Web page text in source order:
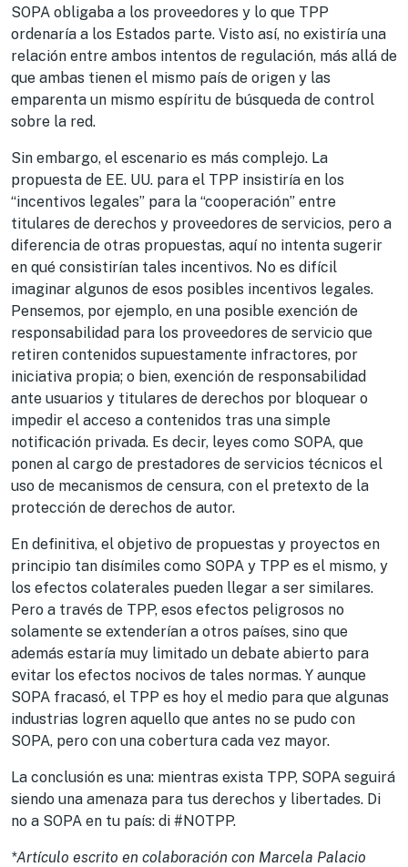
SOPA obligaba a los proveedores y lo que TPP
ordenaría a los Estados parte. Visto así, no existiría una
relación entre ambos intentos de regulación, más allá de
que ambas tienen el mismo país de origen y las
emparenta un mismo espíritu de búsqueda de control
sobre la red.
Sin embargo, el escenario es más complejo. La
propuesta de EE. UU. para el TPP insistiría en los
“incentivos legales” para la “cooperación” entre
titulares de derechos y proveedores de servicios, pero a
diferencia de otras propuestas, aquí no intenta sugerir
en qué consistirían tales incentivos. No es difícil
imaginar algunos de esos posibles incentivos legales.
Pensemos, por ejemplo, en una posible exención de
responsabilidad para los proveedores de servicio que
retiren contenidos supuestamente infractores, por
iniciativa propia; o bien, exención de responsabilidad
ante usuarios y titulares de derechos por bloquear o
impedir el acceso a contenidos tras una simple
notificación privada. Es decir, leyes como SOPA, que
ponen al cargo de prestadores de servicios técnicos el
uso de mecanismos de censura, con el pretexto de la
protección de derechos de autor.
En definitiva, el objetivo de propuestas y proyectos en
principio tan disímiles como SOPA y TPP es el mismo, y
los efectos colaterales pueden llegar a ser similares.
Pero a través de TPP, esos efectos peligrosos no
solamente se extenderían a otros países, sino que
además estaría muy limitado un debate abierto para
evitar los efectos nocivos de tales normas. Y aunque
SOPA fracasó, el TPP es hoy el medio para que algunas
industrias logren aquello que antes no se pudo con
SOPA, pero con una cobertura cada vez mayor.
La conclusión es una: mientras exista TPP, SOPA seguirá
siendo una amenaza para tus derechos y libertades. Di
no a SOPA en tu país: di #NOTPP.
*Artículo escrito en colaboración con Marcela Palacio